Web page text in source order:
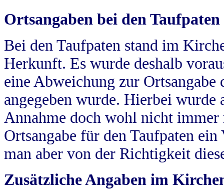
Ortsangaben bei den Taufpaten
Bei den Taufpaten stand im
Herkunft. Es wurde deshalb
eine Abweichung zur
angegeben wurde. Hierbei wurde
Annahme doch wohl nicht
Ortsangabe für den Taufpaten
man aber von der Richtigkeit
Zusätzliche Angaben im